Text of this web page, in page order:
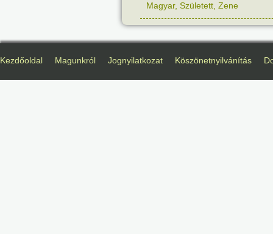
Magyar, Született Zene
Kezdőoldal Magunkról Jognyilatkozat Köszönetnyilvánítás